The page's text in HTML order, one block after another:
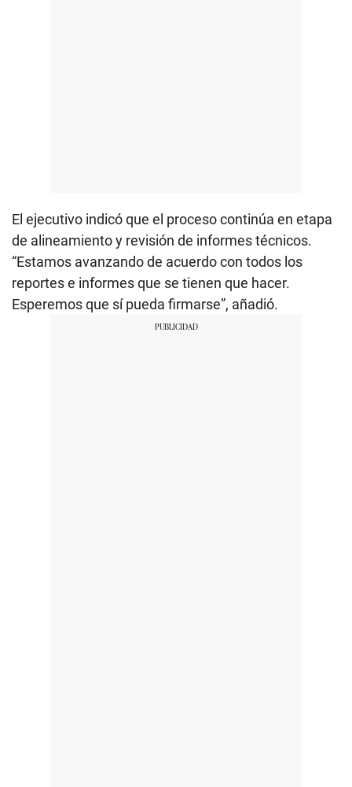
El ejecutivo indicó que el proceso continúa en etapa
de alineamiento y revisión de informes técnicos.
“Estamos avanzando de acuerdo con todos los
reportes e informes que se tienen que hacer.
Esperemos que sí pueda firmarse”, añadió.